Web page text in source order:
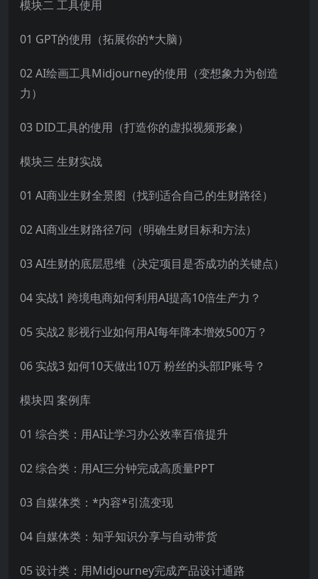
模块二 工具使用
01 GPT的使用（拓展你的*大脑）
02 AI绘画工具Midjourney的使用（变想象力为创造
力）
03 DID工具的使用（打造你的虚拟视频形象）
模块三 生财实战
01 AI商业生财全景图（找到适合自己的生财路径）
02 AI商业生财路径7问（明确生财目标和方法）
03 AI生财的底层思维（决定项目是否成功的关键点）
04 实战1 跨境电商如何利用AI提高10倍生产力？
05 实战2 影视行业如何用AI每年降本增效500万？
06 实战3 如何10天做出10万 粉丝的头部IP账号？
模块四 案例库
01 综合类：用AI让学习办公效率百倍提升
02 综合类：用AI三分钟完成高质量PPT
03 自媒体类：*内容*引流变现
04 自媒体类：知乎知识分享与自动带货
05 设计类：用Midjourney完成产品设计通路